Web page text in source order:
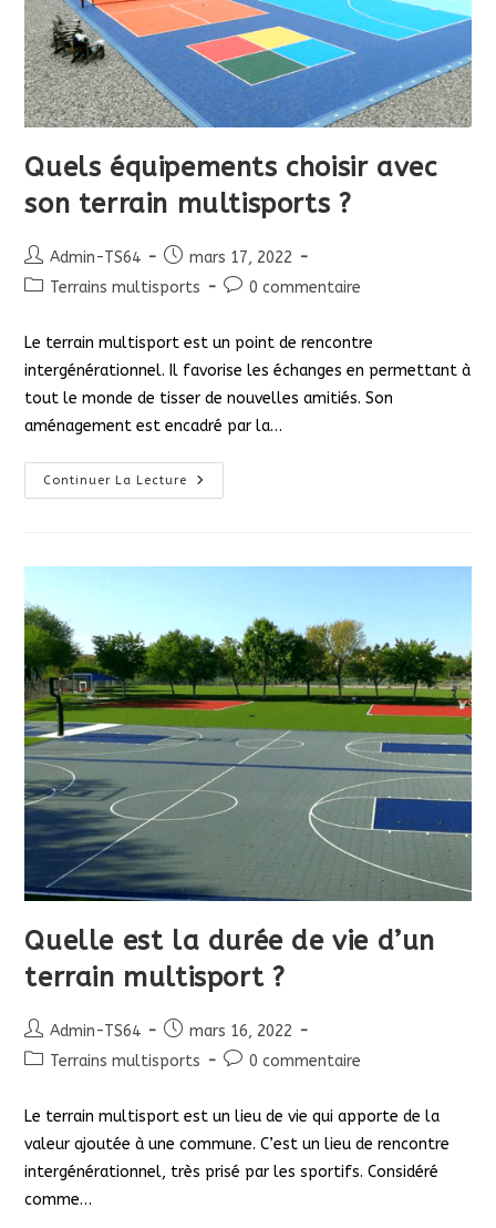
Quels équipements choisir avec
son terrain multisports ?
Auteur/autrice
de
Admin-TS64
Publication
publiée :
mars 17, 2022
PostTerrains multisports
Commentaires
publication :
0 commentaire
Le terrain multisport est un point de rencontre
intergénérationnel. Il favorise les échanges en permettant à
tout le monde de tisser de nouvelles amitiés. Son
aménagement est encadré par la…
Continuer La Lecture
Quels
Équipements
Quelle est la durée de vie d’un
terrain multisport ?
Auteur/autrice
de
Admin-TS64
Publication
publiée :
mars 16, 2022
PostTerrains multisports
Commentaires
la
0 commentaire
Le terrain multisport est un lieu de vie qui apporte de la
valeur ajoutée à une commune. C’est un lieu de rencontre
intergénérationnel, très prisé par les sportifs. Considéré
comme…